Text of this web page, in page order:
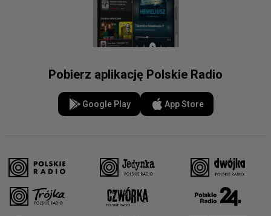
Pobierz aplikację Polskie Radio
Google Play App Store